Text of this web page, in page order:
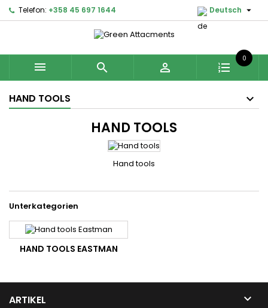
Telefon: +358 45 697 1644 Deutsch 
  
0
HAND TOOLS
HAND TOOLS
Hand tools
Unterkategorien
HAND TOOLS EASTMAN
ARTIKEL 